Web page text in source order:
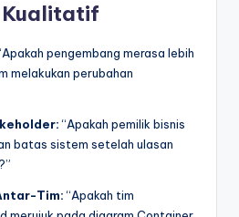
pengembang merasa lebih
melakukan perubahan
“Apakah pemilik bisnis
batas sistem setelah ulasan
Tim:“Apakah tim